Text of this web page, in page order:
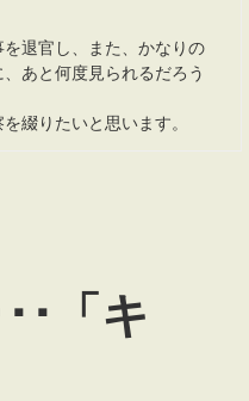
退官し、また、かなりの
あと何度見られるだろう
綴りたいと思います。
･「キ